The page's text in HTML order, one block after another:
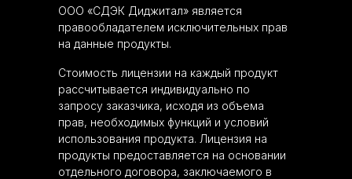
Стоимость лицензии на каждый продукт
рассчитывается индивидуально по
запросу заказчика, исходя из объема
прав, необходимых функций и условий
использования продукта. Лицензия на
продукты предоставляется на основании
отдельного договора, заключаемого в
ООО «СДЭК Диджитал» является
правообладателем исключительных прав
на данные продукты.